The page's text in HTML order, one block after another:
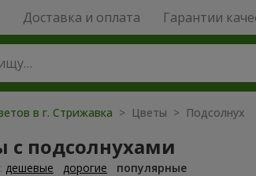
Доставка и оплата Гарантии
в г. Стрижавка > Цветы > Подсолнух
с подсолнухами
дешевые дорогие популярные